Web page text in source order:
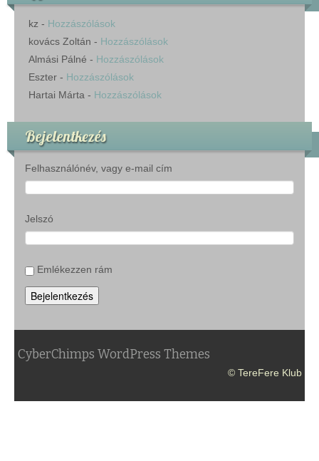
kz - Hozzászólások
kovács Zoltán - Hozzászólások
Almási Pálné - Hozzászólások
Eszter - Hozzászólások
Hartai Márta - Hozzászólások
Bejelentkezés
Felhasználónév, vagy e-mail cím
Jelszó
Emlékezzen rám
Bejelentkezés
CyberChimps WordPress Themes
© TereFere Klub